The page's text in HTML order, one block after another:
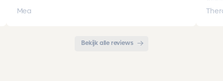
opgebouwd. Goede snelle communicatie
Mea
Bekijk alle reviews